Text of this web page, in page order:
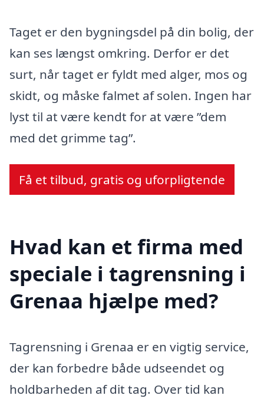
Taget er den bygningsdel på din bolig, der
kan ses længst omkring. Derfor er det
surt, når taget er fyldt med alger, mos og
skidt, og måske falmet af solen. Ingen har
lyst til at være kendt for at være ”dem
med det grimme tag”.
Få et tilbud, gratis og uforpligtende
Hvad kan et firma med
speciale i tagrensning i
Grenaa hjælpe med?
Tagrensning i Grenaa er en vigtig service,
der kan forbedre både udseendet og
holdbarheden af dit tag. Over tid kan